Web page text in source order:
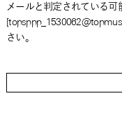
メールと判定されている
さい。